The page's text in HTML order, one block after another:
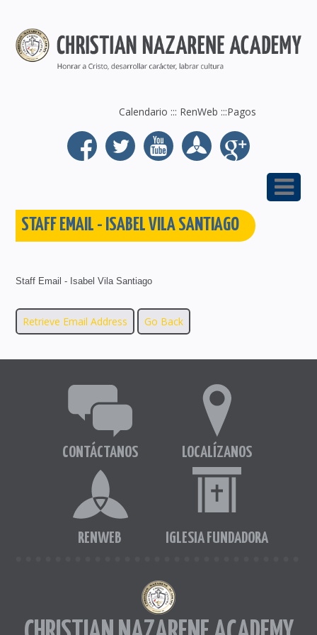
Calendario ::: RenWeb :::Pagos
STAFF EMAIL - ISABEL VILA SANTIAGO
Staff Email - Isabel Vila Santiago
CONTÁCTANOS LOCALÍZANOS
RENWEB IGLESIA FUNDADORA